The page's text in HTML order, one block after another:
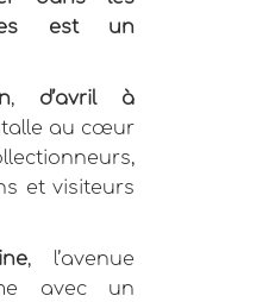
est un
, d’avril à
au cœur
et visiteurs
, l’avenue
avec un